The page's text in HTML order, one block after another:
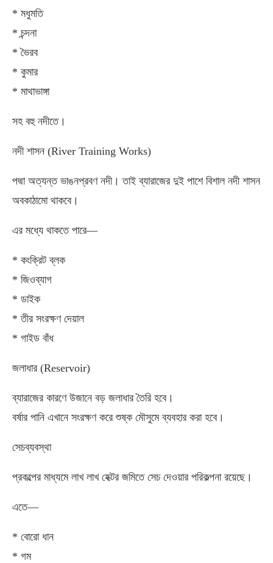
* মধুমতি
* চন্দনা
* ভৈরব
* কুমার
* মাথাভাঙ্গা
সহ বহু নদীতে।
নদী শাসন (River Training Works)
পদ্মা অত্যন্ত ভাঙনপ্রবণ নদী। তাই ব্যারাজের দুই পাশে বিশাল নদী শাসন
অবকাঠামো থাকবে।
এর মধ্যে থাকতে পারে—
* কংক্রিট ব্লক
* জিওব্যাগ
* ডাইক
* তীর সংরক্ষণ দেয়াল
* গাইড বাঁধ
জলাধার (Reservoir)
ব্যারাজের কারণে উজানে বড় জলাধার তৈরি হবে।
বর্ষার পানি এখানে সংরক্ষণ করে শুষ্ক মৌসুমে ব্যবহার করা হবে।
সেচব্যবস্থা
প্রকল্পের মাধ্যমে লাখ লাখ হেক্টর জমিতে সেচ দেওয়ার পরিকল্পনা রয়েছে।
এতে—
* বোরো ধান
* গম